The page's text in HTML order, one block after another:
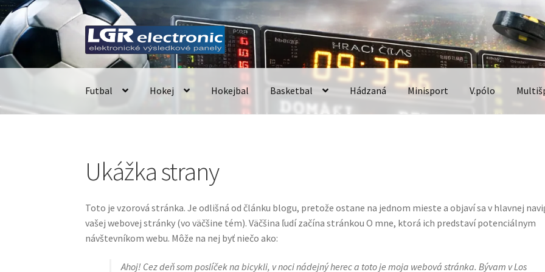
Preskočiť
na
navigáciu
Preskočiť
na
obsah
Futbal Hokej Hokejbal Basketbal Hádzaná Minisport V.pólo
Futbal -prenosné časomiery
Teplomery pre lyžiarské strediskáTextové riadkyUkážka stranyVšeobecné informácie
Ukážka strany
Toto je vzorová stránka. Je odlišná od článku blogu, pretože ostane na jednom mieste a objaví sa v hlavnej
vašej webovej stránky (vo väčšine tém). Väčšina ľudí začína stránkou O mne, ktorá ich predstaví potenciálnym
návštevníkom webu. Môže na nej byť niečo ako:
Ahoj! Cez deň som poslíček na bicykli, v noci nádejný herec a toto je moja webová stránka. Bývam v Los